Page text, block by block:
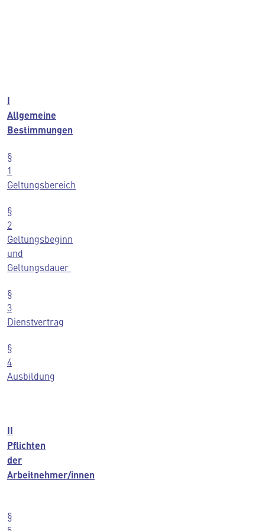
I
Allgemeine
Bestimmungen
§
1
Geltungsbereich
§
2
Geltungsbeginn
und
Geltungsdauer
§
3
Dienstvertrag
§
4
Ausbildung
II
Pflichten
der
Arbeitnehmer/innen
§